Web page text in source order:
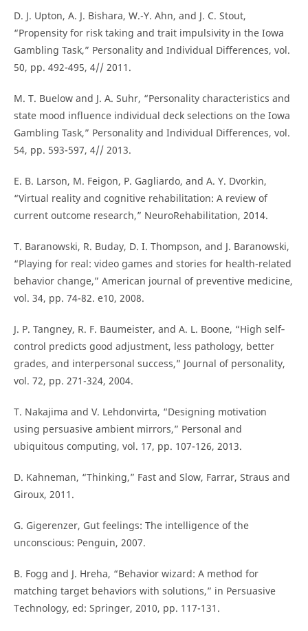
D. J. Upton, A. J. Bishara, W.-Y. Ahn, and J. C. Stout,
“Propensity for risk taking and trait impulsivity in the Iowa
Gambling Task,” Personality and Individual Differences, vol.
50, pp. 492-495, 4// 2011.
M. T. Buelow and J. A. Suhr, “Personality characteristics and
state mood influence individual deck selections on the Iowa
Gambling Task,” Personality and Individual Differences, vol.
54, pp. 593-597, 4// 2013.
E. B. Larson, M. Feigon, P. Gagliardo, and A. Y. Dvorkin,
“Virtual reality and cognitive rehabilitation: A review of
current outcome research,” NeuroRehabilitation, 2014.
T. Baranowski, R. Buday, D. I. Thompson, and J. Baranowski,
“Playing for real: video games and stories for health-related
behavior change,” American journal of preventive medicine,
vol. 34, pp. 74-82. e10, 2008.
J. P. Tangney, R. F. Baumeister, and A. L. Boone, “High self‐
control predicts good adjustment, less pathology, better
grades, and interpersonal success,” Journal of personality,
vol. 72, pp. 271-324, 2004.
T. Nakajima and V. Lehdonvirta, “Designing motivation
using persuasive ambient mirrors,” Personal and
ubiquitous computing, vol. 17, pp. 107-126, 2013.
D. Kahneman, “Thinking,” Fast and Slow, Farrar, Straus and
Giroux, 2011.
G. Gigerenzer, Gut feelings: The intelligence of the
unconscious: Penguin, 2007.
B. Fogg and J. Hreha, “Behavior wizard: A method for
matching target behaviors with solutions,” in Persuasive
Technology, ed: Springer, 2010, pp. 117-131.